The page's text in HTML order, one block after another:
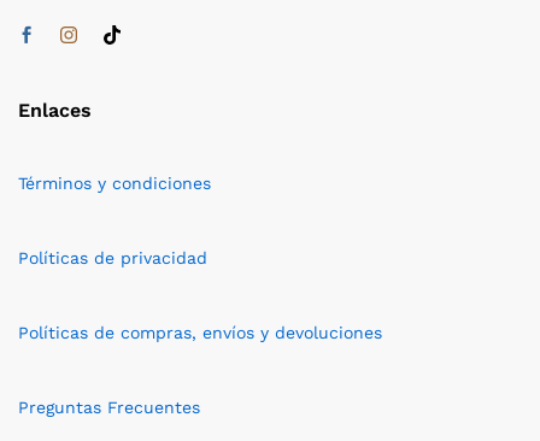
Enlaces
Términos y condiciones
Políticas de privacidad
Políticas de compras, envíos y devoluciones
Preguntas Frecuentes